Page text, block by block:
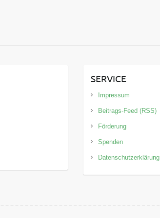
SERVICE
Impressum
Beitrags-Feed (RSS)
Förderung
Spenden
Datenschutzerklärung